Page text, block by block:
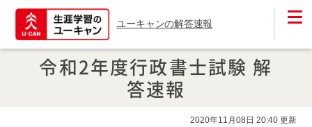
ユーキャンの解答速報
令和2年度行政書士試験 解
答速報
2020年11月08日 20:40 更新